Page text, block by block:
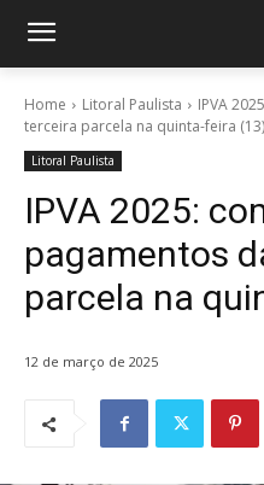
Home Litoral Paulista
IPVA
terceira parcela na quinta-feira (13)
Litoral Paulista
IPVA 2025:
pagamentos
parcela na
12 de março de 2025